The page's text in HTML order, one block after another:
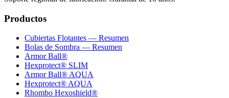
Productos
Cubiertas Flotantes — Resumen
Bolas de Sombra — Resumen
Armor Ball®
Hexprotect® SLIM
Armor Ball® AQUA
Hexprotect® AQUA
Rhombo Hexoshield®